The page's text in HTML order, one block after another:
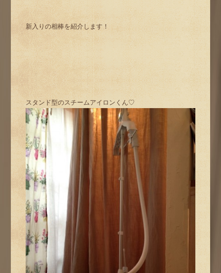
新入りの相棒を紹介します！
スタンド型のスチームアイロンくん♡